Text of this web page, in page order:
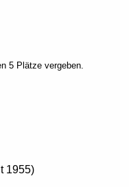
5 Plätze vergeben.
1955)